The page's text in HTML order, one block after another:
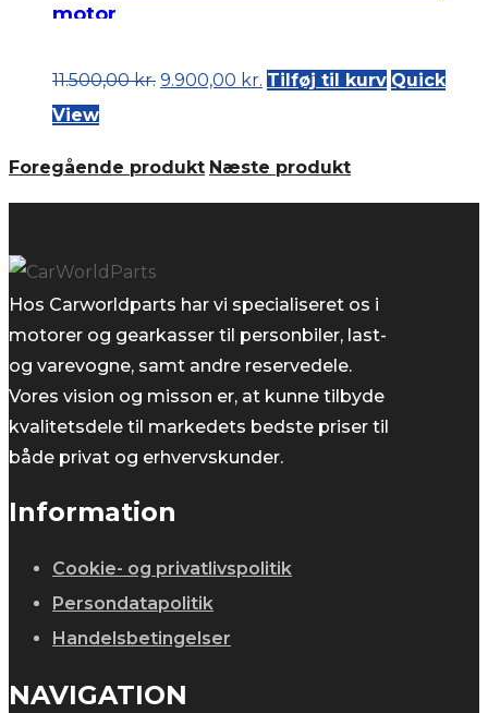
motor
11.500,00kr. Original
9.900,00 kr. Current
Tilføj til kurv Quick
View
Foregående produkt Næste produkt
Hos Carworldparts har vi specialiseret os i
motorer og gearkasser til personbiler, last-
og varevogne, samt andre reservedele.
Vores vision og misson er, at kunne tilbyde
kvalitetsdele til markedets bedste priser til
både privat og erhvervskunder.
Information
Cookie- og privatlivspolitik
Persondatapolitik
Handelsbetingelser
NAVIGATION